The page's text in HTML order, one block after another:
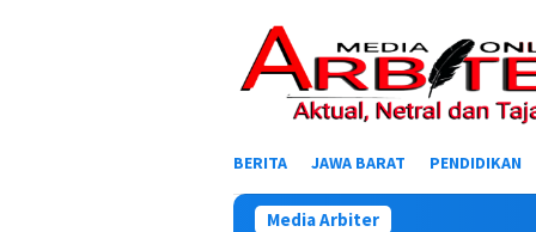
BERITA JAWA BARAT PENDIDIKAN
Media Arbiter